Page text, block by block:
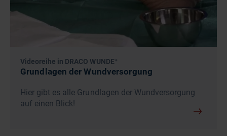
Videoreihe in DRACO WUNDE⁺
Grundlagen der Wundversorgung
Hier gibt es alle Grundlagen der Wundversorgung
auf einen Blick!